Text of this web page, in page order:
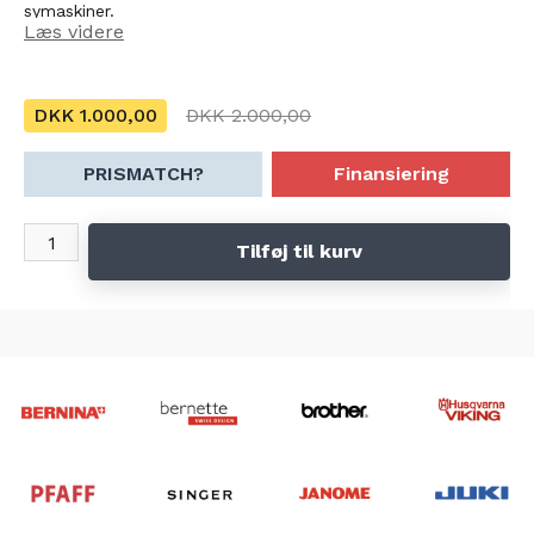
symaskiner.
14 dages ombytningsret.
Læs videre
DKK 1.000,00 DKK 2.000,00
PRISMATCH? Finansiering
Tilføj til kurv